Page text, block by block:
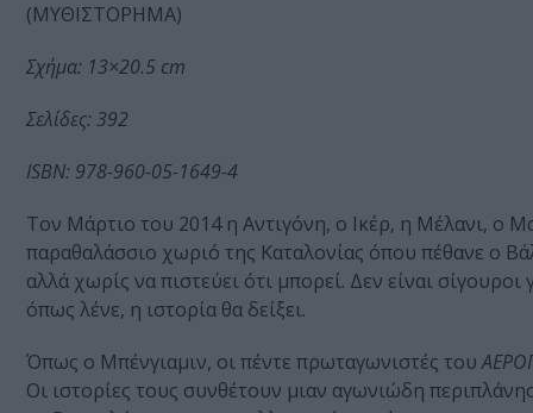
(ΜΥΘΙΣΤΟΡΗΜΑ)
Σχήμα: 13×20.5 cm
Σελίδες: 392
ISBN: 978-960-05-1649-4
Τον Μάρτιο του 2014 η Αντιγόνη, ο Ικέρ, η Μέλανι, ο
παραθαλάσσιο χωριό της Καταλονίας όπου πέθανε ο
αλλά χωρίς να πιστεύει ότι μπορεί. Δεν είναι
όπως λένε, η ιστορία θα δείξει.
Όπως ο Μπένγιαμιν, οι πέντε πρωταγωνιστές του
Οι ιστορίες τους συνθέτουν μιαν αγωνιώδη